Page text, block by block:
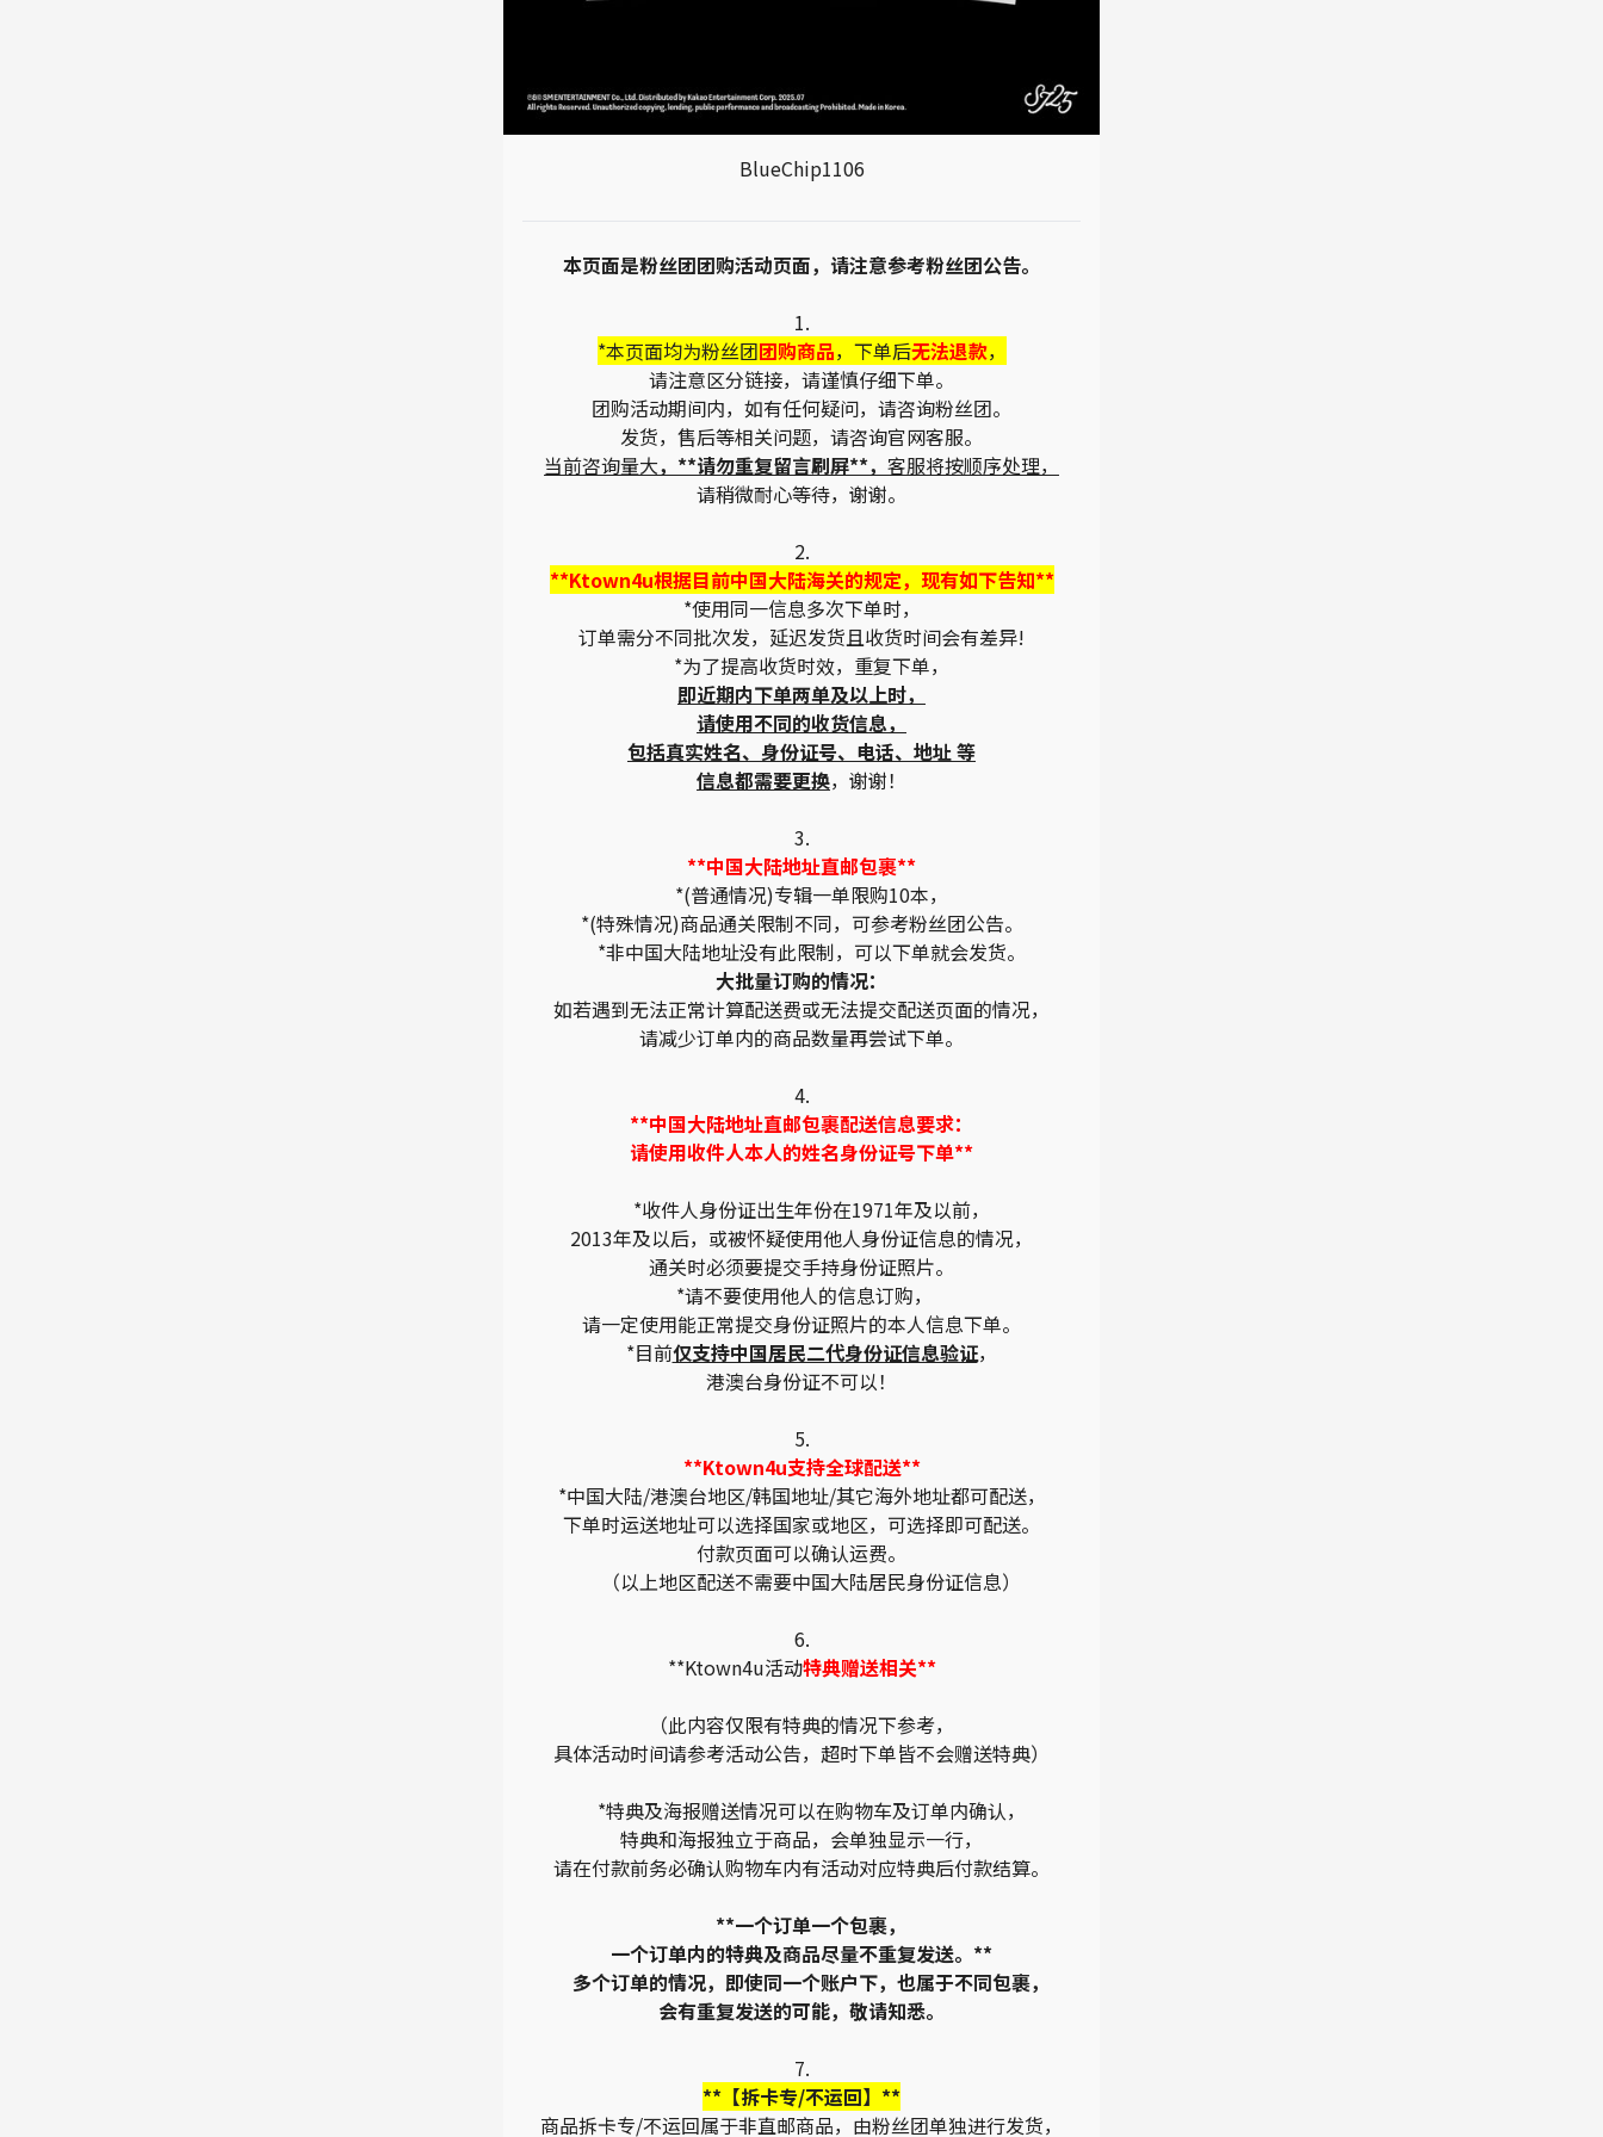
BlueChip1106
本页面是粉丝团团购活动页面，请注意参考粉丝团公告。
1.
*本页面均为粉丝团团购商品，下单后无法退款，
请注意区分链接，请谨慎仔细下单。
团购活动期间内，如有任何疑问，请咨询粉丝团。
发货，售后等相关问题，请咨询官网客服。
当前咨询量大，**请勿重复留言刷屏**， 客服将按顺序处理，
请稍微耐心等待，谢谢。
2.
**Ktown4u根据目前中国大陆海关的规定，现有如下告知**
*使用同一信息多次下单时，
订单需分不同批次发，延迟发货且收货时间会有差异!
*为了提高收货时效，重复下单，
即近期内下单两单及以上时，
请使用不同的收货信息，
包括真实姓名、身份证号、电话、地址 等
信息都需要更换，谢谢！
3.
**中国大陆地址直邮包裹**
*(普通情况)专辑一单限购10本，
*(特殊情况)商品通关限制不同，可参考粉丝团公告。
*非中国大陆地址没有此限制，可以下单就会发货。
大批量订购的情况：
如若遇到无法正常计算配送费或无法提交配送页面的情况，
请减少订单内的商品数量再尝试下单。
4.
**中国大陆地址直邮包裹配送信息要求：
请使用收件人本人的姓名身份证号下单**
*收件人身份证出生年份在1971年及以前，
2013年及以后，或被怀疑使用他人身份证信息的情况，
通关时必须要提交手持身份证照片。
*请不要使用他人的信息订购，
请一定使用能正常提交身份证照片的本人信息下单。
*目前仅支持中国居民二代身份证信息验证，
港澳台身份证不可以！
5.
**Ktown4u支持全球配送**
*中国大陆/港澳台地区/韩国地址/其它海外地址都可配送，
下单时运送地址可以选择国家或地区，可选择即可配送。
付款页面可以确认运费。
（以上地区配送不需要中国大陆居民身份证信息）
6.
**Ktown4u活动特典赠送相关**
（此内容仅限有特典的情况下参考，
具体活动时间请参考活动公告，超时下单皆不会赠送特典）
*特典及海报赠送情况可以在购物车及订单内确认，
特典和海报独立于商品，会单独显示一行，
请在付款前务必确认购物车内有活动对应特典后付款结算。
**一个订单一个包裹，
一个订单内的特典及商品尽量不重复发送。**
多个订单的情况，即使同一个账户下，也属于不同包裹，
会有重复发送的可能，敬请知悉。
7.
**【拆卡专/不运回】**
商品拆卡专/不运回属于非直邮商品，由粉丝团单独进行发货，